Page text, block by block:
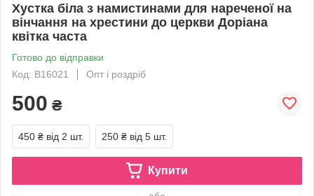
Хустка біла з намистинами для нареченої на
вінчання на хрестини до церкви Доріана
квітка часта
Готово до відправки
Код: В16021
Опт і роздріб
500 ₴
450 ₴ від 2 шт. 250 ₴ від 5 шт.
Купити